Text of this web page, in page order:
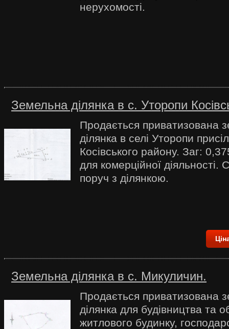
нерухомості.
Земельна ділянка в с. Уторопи
Продається приватизована
ділянка в селі Уторопи
Косівського району. Заг:
для комерційної діяльності.
поруч з ділянкою.
Земельна ділянка в c. Микуличин.
Продається приватизована
ділянка для будівництва та
житлового будинку,